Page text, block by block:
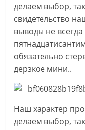
делаем выбор,
свидетельство
выводы не
обязательно
дерзкое мини..
Наш характер
делаем выбор,